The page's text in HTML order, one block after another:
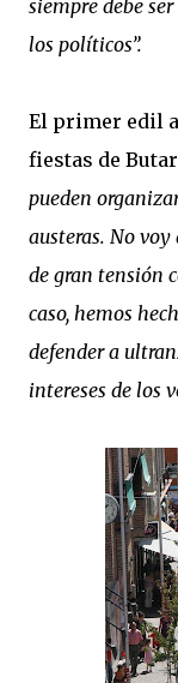
siempre debe
los políticos”.
El primer edil
fiestas de
pueden
austeras. No
de gran tensión
caso, hemos
defender a
intereses de los